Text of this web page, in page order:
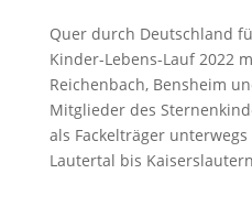
Quer durch Deutschland
Kinder-Lebens-Lauf 2022
Reichenbach, Bensheim
Mitglieder des
als Fackelträger
Lautertal bis